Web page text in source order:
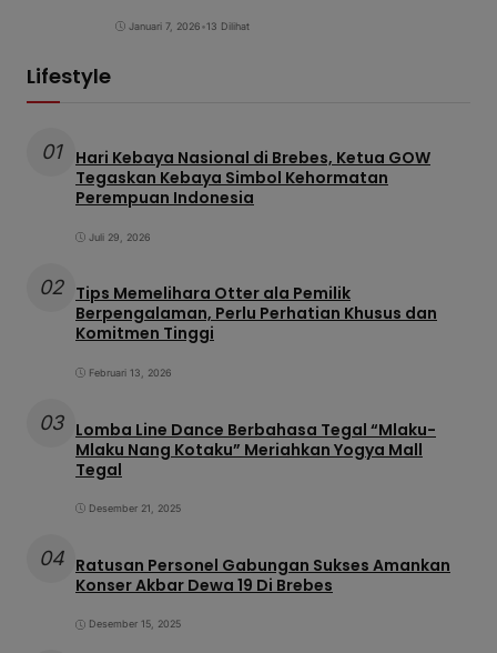
Januari 7, 2026•13 Dilihat
Lifestyle
01
Hari Kebaya Nasional di Brebes, Ketua GOW
Tegaskan Kebaya Simbol Kehormatan
Perempuan Indonesia
Juli 29, 2026
02 Tips Memelihara Otter ala Pemilik
Berpengalaman, Perlu Perhatian Khusus dan
Komitmen Tinggi
Februari 13, 2026
03 Lomba Line Dance Berbahasa Tegal “Mlaku-
Mlaku Nang Kotaku” Meriahkan Yogya Mall
Tegal
Desember 21, 2025
04 Ratusan Personel Gabungan Sukses Amankan
Konser Akbar Dewa 19 Di Brebes
Desember 15, 2025